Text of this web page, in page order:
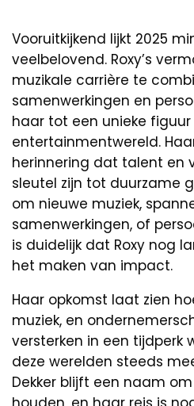
Vooruitkijkend lijkt 2025
veelbelovend. Roxy’s
muzikale carrière te
samenwerkingen en
haar tot een unieke
entertainmentwereld.
herinnering dat talent en
sleutel zijn tot duurzame
om nieuwe muziek,
samenwerkingen, of
is duidelijk dat Roxy nog
het maken van impact.
Haar opkomst laat zien
muziek, en
versterken in een tijdperk
deze werelden steeds
Dekker blijft een naam